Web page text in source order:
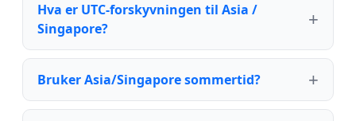
Hva er UTC-forskyvningen til Asia /
Singapore?
Bruker Asia/Singapore sommertid?